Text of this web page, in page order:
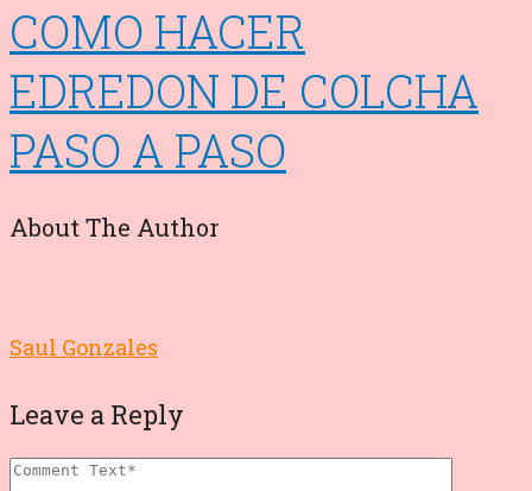
COMO HACER
EDREDON DE COLCHA
PASO A PASO
About The Author
Saul Gonzales
Leave a Reply